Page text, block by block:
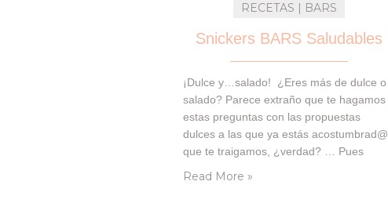
RECETAS | BARS
Snickers BARS Saludables
¡Dulce y…salado! ¿Eres más de dulce o
salado? Parece extraño que te hagamos
estas preguntas con las propuestas
dulces a las que ya estás acostumbrad@
que te traigamos, ¿verdad? … Pues
Read More »